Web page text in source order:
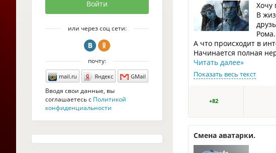
Хочу
В
А что происходит в
Начинается полная
Читать далее»
Показать весь текст
+82
Смена аватарки.
или через соц сети:
почту:
mail.ru Яндекс GMail
Вводя свои данные, вы
соглашаетесь с Политикой
конфиденциальности